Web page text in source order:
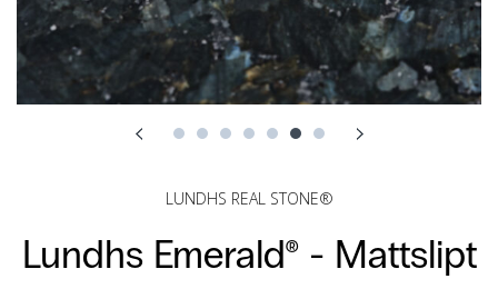
LUNDHS REAL STONE®
Lundhs Emerald® - Mattslipt